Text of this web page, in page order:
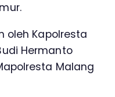
oleh Kapolresta
Hermanto
Malang